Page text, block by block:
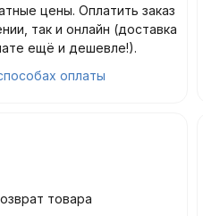
цены. Оплатить заказ
так и онлайн (доставка
ещё и дешевле!).
оплаты
товара